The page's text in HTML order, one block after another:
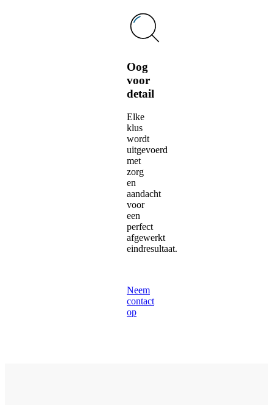
Oog
voor
detail
Elke
klus
wordt
uitgevoerd
met
zorg
en
aandacht
voor
een
perfect
afgewerkt
eindresultaat.
Neem
contact
op